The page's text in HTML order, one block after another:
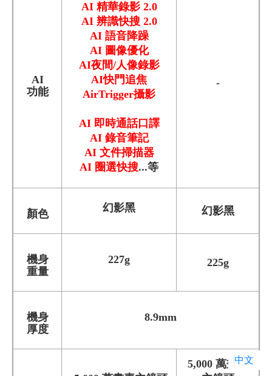
AI
功能
AI 精華錄影 2.0
AI 辨識快搜 2.0
AI 語音降躁
AI 圖像優化
AI夜間/人像錄影
AI快門追焦
AirTrigger攝影
AI 即時通話口譯
AI 錄音筆記
AI 文件掃描器
AI 圈選快搜...等
-
顏色 幻影黑 幻影黑
機身
重量
227g 225g
機身
厚度
8.9mm
5,000 萬畫素
中文